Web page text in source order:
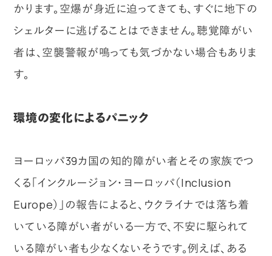
かります。空爆が身近に迫ってきても、すぐに地下の
シェルターに逃げることはできません。聴覚障がい
者は、空襲警報が鳴っても気づかない場合もありま
す。
環境の変化によるパニック
ヨーロッパ39カ国の知的障がい者とその家族でつ
くる「インクルージョン・ヨーロッパ（Inclusion
Europe）」の報告によると、ウクライナでは落ち着
いている障がい者がいる一方で、不安に駆られて
いる障がい者も少なくないそうです。例えば、ある